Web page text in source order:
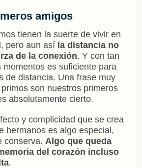
amigos
tienen la suerte de vivir en
pero aun así la distancia no
de la conexión. Y con tan
momentos es suficiente para
de distancia. Una frase muy
son nuestros primeros
absolutamente cierto.
y complicidad que se crea
hermanos es algo especial,
conserva. Algo que queda
del corazón incluso
.